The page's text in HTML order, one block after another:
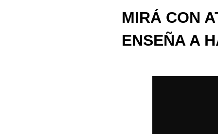
MIRÁ CON
ENSEÑA A